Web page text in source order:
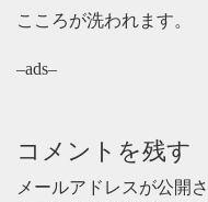
こころが洗われます。
–ads–
コメントを残す
メールアドレスが公開